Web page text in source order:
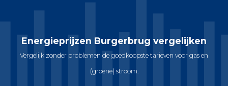
Energieprijzen Burgerbrug vergelijken
Vergelijk zonder problemen de goedkoopste tarieven voor gas en
(groene) stroom.